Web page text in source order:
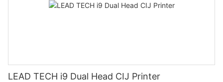
LEAD TECH i9 Dual Head CIJ Printer